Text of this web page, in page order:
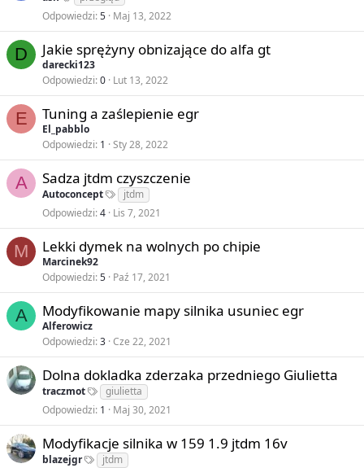
Odpowiedzi 5 Maj 13, 2022
D Jakie sprężyny obnizające do alfa gt
darecki123
Odpowiedzi 0 Lut 13, 2022
E Tuning a zaślepienie egr
El_pabblo
Odpowiedzi 1 Sty 28, 2022
A Sadza jtdm czyszczenie
Autoconcept
jtdm
Odpowiedzi 4 Lis 7, 2021
M Lekki dymek na wolnych po chipie
Marcinek92
Odpowiedzi 5 Paź 17, 2021
A Modyfikowanie mapy silnika usuniec egr
Alferowicz
Odpowiedzi 3 Cze 22, 2021
Dolna dokladka zderzaka przedniego Giulietta
traczmot
giulietta
Odpowiedzi 1 Maj 30, 2021
Modyfikacje silnika w 159 1.9 jtdm 16v
blazejgr
jtdm